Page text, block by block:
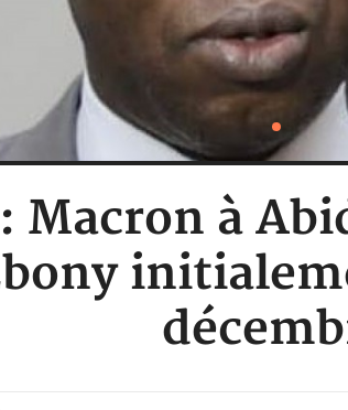
Macron à